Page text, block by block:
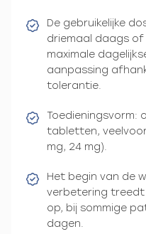
De gebruikelijke
driemaal daags of
maximale
aanpassing
tolerantie.
Toedieningsvorm:
tabletten,
mg, 24 mg).
Het begin van de
verbetering treedt
op, bij sommige
dagen.